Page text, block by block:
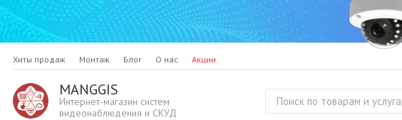
Хиты продаж Монтаж Блог О нас Акции
MANGGIS
Интернет-магазин систем
видеонаблюдения и СКУД